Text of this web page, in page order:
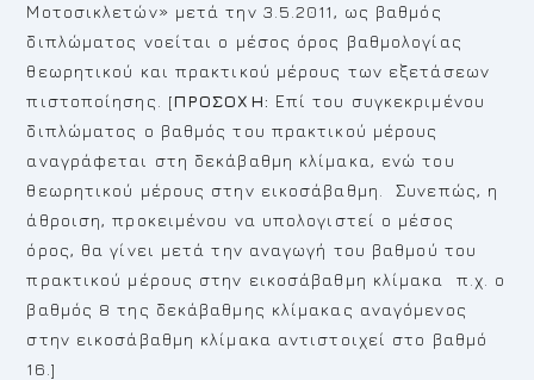
Μοτοσικλετών» μετά την 3.5.2011, ως βαθμός
διπλώματος νοείται ο μέσος όρος βαθμολογίας
θεωρητικού και πρακτικού μέρους των εξετάσεων
πιστοποίησης. [ΠΡΟΣΟΧΗ: Επί του συγκεκριμένου
διπλώματος ο βαθμός του πρακτικού μέρους
αναγράφεται στη δεκάβαθμη κλίμακα, ενώ του
θεωρητικού μέρους στην εικοσάβαθμη. Συνεπώς, η
άθροιση, προκειμένου να υπολογιστεί ο μέσος
όρος, θα γίνει μετά την αναγωγή του βαθμού του
πρακτικού μέρους στην εικοσάβαθμη κλίμακα π.χ. ο
βαθμός 8 της δεκάβαθμης κλίμακας αναγόμενος
στην εικοσάβαθμη κλίμακα αντιστοιχεί στο βαθμό
16.]